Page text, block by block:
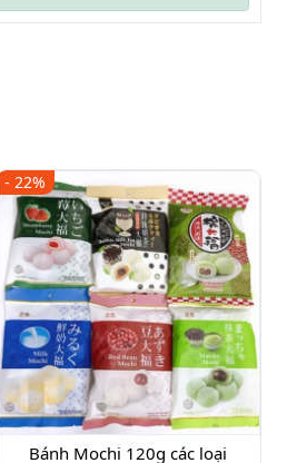
- 22%
Bánh Mochi 120g các loại